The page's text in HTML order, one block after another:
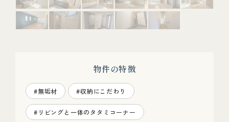
物件の特徴
#無垢材 #収納にこだわり
#リビングと一体のタタミコーナー